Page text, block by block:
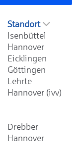
Standort
Isenbüttel
Hannover
Eicklingen
Göttingen
Lehrte
Hannover (ivv)
Drebber
Hannover